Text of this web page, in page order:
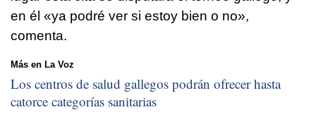
en él «ya podré ver si estoy bien o no»,
comenta.
Más en La Voz
Los centros de salud gallegos podrán ofrecer hasta
catorce categorías sanitarias